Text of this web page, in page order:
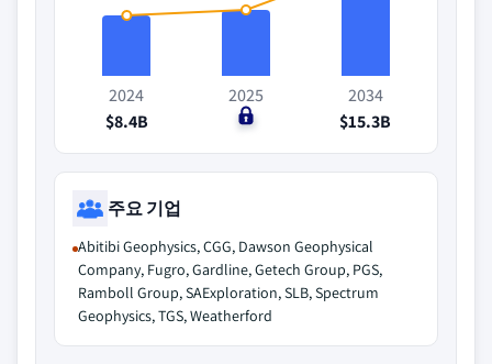
2024
$8.4B
2025
$0
2034
$15.3B
주요 기업
Abitibi Geophysics, CGG, Dawson Geophysical
Company, Fugro, Gardline, Getech Group, PGS,
Ramboll Group, SAExploration, SLB, Spectrum
Geophysics, TGS, Weatherford